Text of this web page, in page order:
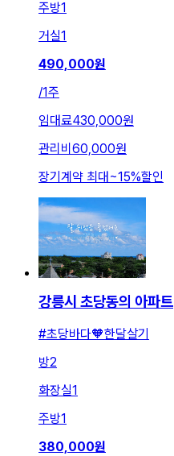
주방1
거실1
490,000원
/1주
임대료430,000원
관리비 60,000원
장기계약 최대~15%할인
강릉시 초당동의 아파트
#초당바다🧡한달살기
방2
화장실1
주방1
380,000원